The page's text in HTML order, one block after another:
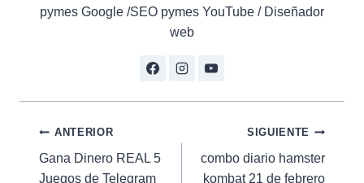
pymes Google /SEO pymes YouTube / Diseñador
web
Navegación
de
ANTERIOR
Gana Dinero REAL 5
Juegos de Telegram
SIGUIENTE
combo diario hamster
kombat 21 de febrero